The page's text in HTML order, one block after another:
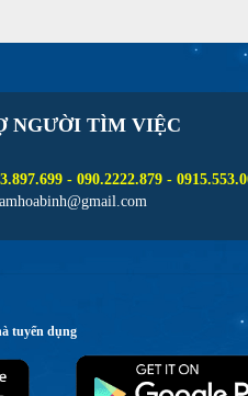
NGƯỜI TÌM VIỆC
- 090.2222.879 -
tuyển dụng